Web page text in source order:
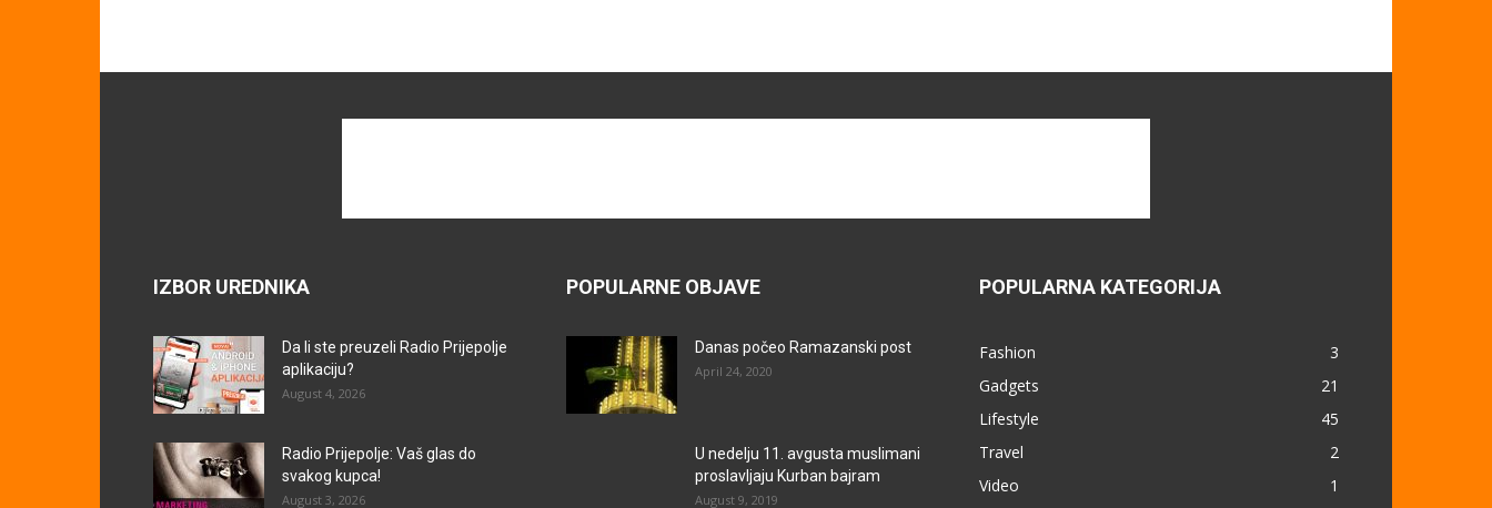
IZBOR UREDNIKA
Da li ste preuzeli Radio Prijepolje
aplikaciju?
August 4, 2026
Radio Prijepolje: Vaš glas do
svakog kupca!
August 3, 2026
POPULARNE OBJAVE
Danas počeo Ramazanski post
April 24, 2020
U nedelju 11. avgusta muslimani
proslavljaju Kurban bajram
August 9, 2019
POPULARNA KATEGORIJA
Fashion
3
Gadgets
21
Lifestyle
45
Travel
2
Video
1